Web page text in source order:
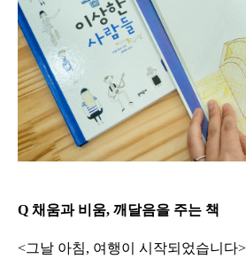
Q 채움과 비움, 깨달음을 주는 책
<그날 아침, 여행이 시작되었습니다